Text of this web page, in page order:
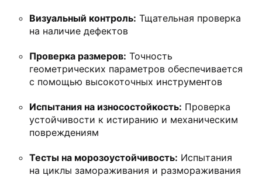
Визуальный контроль: Тщательная проверка
на наличие дефектов
Проверка размеров: Точность
геометрических параметров обеспечивается
с помощью высокоточных инструментов
Испытания на износостойкость: Проверка
устойчивости к истиранию и механическим
повреждениям
Тесты на морозоустойчивость: Испытания
на циклы замораживания и размораживания